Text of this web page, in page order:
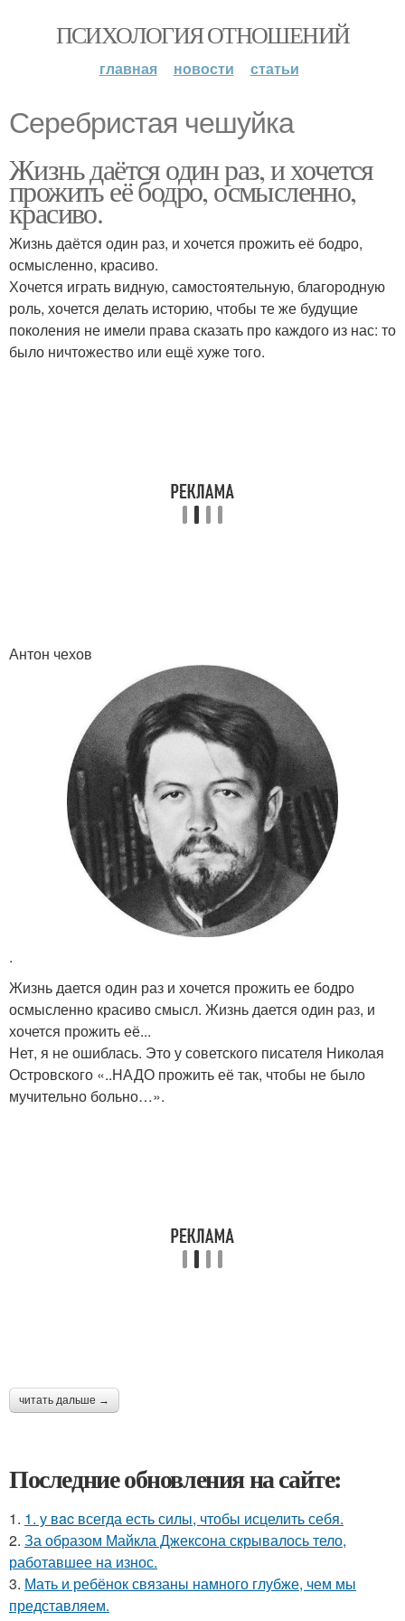
ПСИХОЛОГИЯ ОТНОШЕНИЙ
главная новости статьи
Серебристая чешуйка
Жизнь даётся один раз, и хочется
прожить её бодро, осмысленно,
красиво.
Жизнь даётся один раз, и хочется прожить её бодро,
осмысленно, красиво.
Хочется играть видную, самостоятельную, благородную
роль, хочется делать историю, чтобы те же будущие
поколения не имели права сказать про каждого из нас: то
было ничтожество или ещё хуже того.
Антон чехов
.
Жизнь дается один раз и хочется прожить ее бодро
осмысленно красиво смысл. Жизнь дается один раз, и
хочется прожить её...
Нет, я не ошиблась. Это у советского писателя Николая
Островского «..НАДО прожить её так, чтобы не было
мучительно больно…».
читать дальше →
Последние обновления на сайте:
1. 1. у вac всегда есть силы, чтобы исцелить себя.
2. За образом Майкла Джексона скрывалось тело,
работавшее на износ.
3. Мать и ребёнок связаны намного глубже, чем мы
представляем.